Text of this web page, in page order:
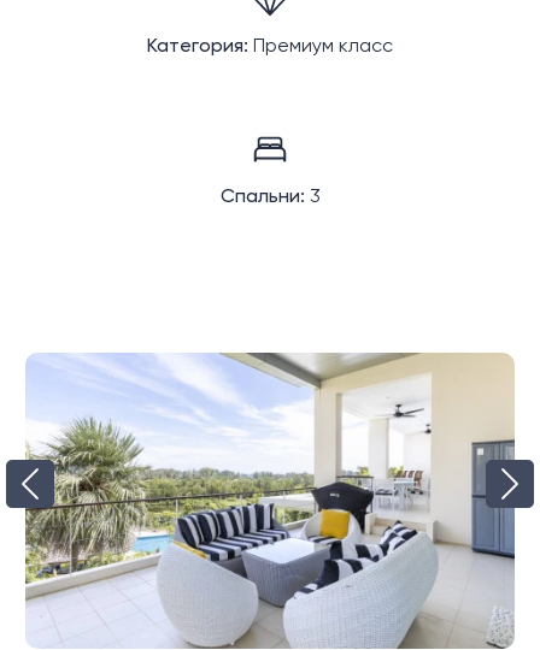
Категория: Премиум класс
Спальни: 3